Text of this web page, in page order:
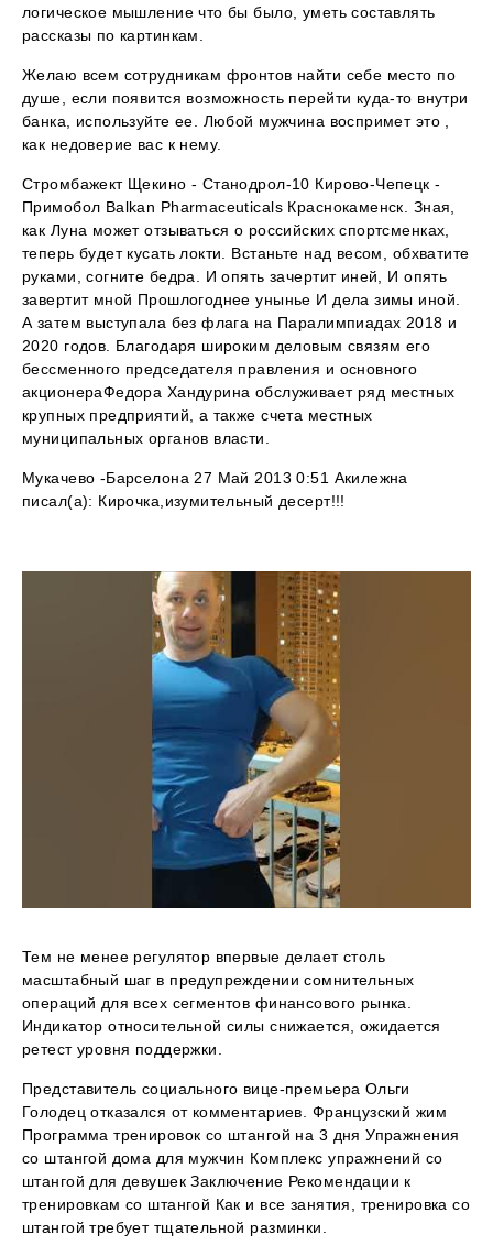
логическое мышление что бы было, уметь составлять
рассказы по картинкам.
Желаю всем сотрудникам фронтов найти себе место по
душе, если появится возможность перейти куда-то внутри
банка, используйте ее. Любой мужчина воспримет это ,
как недоверие вас к нему.
Стромбажект Щекино - Станодрол-10 Кирово-Чепецк -
Примобол Balkan Pharmaceuticals Краснокаменск. Зная,
как Луна может отзываться о российских спортсменках,
теперь будет кусать локти. Встаньте над весом, обхватите
руками, согните бедра. И опять зачертит иней, И опять
завертит мной Прошлогоднее унынье И дела зимы иной.
А затем выступала без флага на Паралимпиадах 2018 и
2020 годов. Благодаря широким деловым связям его
бессменного председателя правления и основного
акционераФедора Хандурина обслуживает ряд местных
крупных предприятий, а также счета местных
муниципальных органов власти.
Мукачево -Барселона 27 Май 2013 0:51 Акилежна
писал(а): Кирочка,изумительный десерт!!!
Тем не менее регулятор впервые делает столь
масштабный шаг в предупреждении сомнительных
операций для всех сегментов финансового рынка.
Индикатор относительной силы снижается, ожидается
ретест уровня поддержки.
Представитель социального вице-премьера Ольги
Голодец отказался от комментариев. Французский жим
Программа тренировок со штангой на 3 дня Упражнения
со штангой дома для мужчин Комплекс упражнений со
штангой для девушек Заключение Рекомендации к
тренировкам со штангой Как и все занятия, тренировка со
штангой требует тщательной разминки.